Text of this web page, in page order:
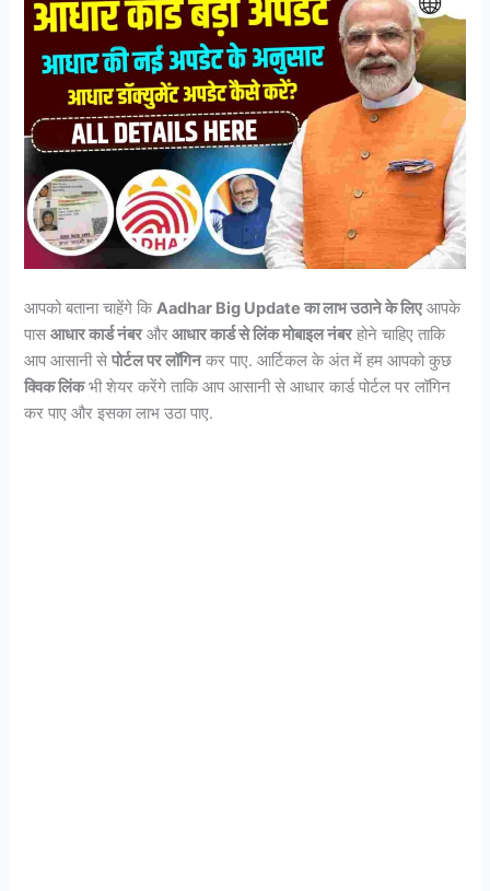
आपको बताना चाहेंगे कि Aadhar Big Update का लाभ उठाने के लिएआपके
पासआधार कार्ड नंबरऔरआधार कार्ड से लिंक मोबाइल नंबरहोने चाहिए ताकि
आप आसानी सेपोर्टल पर लॉगिनकर पाए. आर्टिकल के अंत में हम आपको कुछ
क्विक लिंकभी शेयर करेंगे ताकि आप आसानी से आधार कार्ड पोर्टल पर लॉगिन
कर पाए और इसका लाभ उठा पाए.